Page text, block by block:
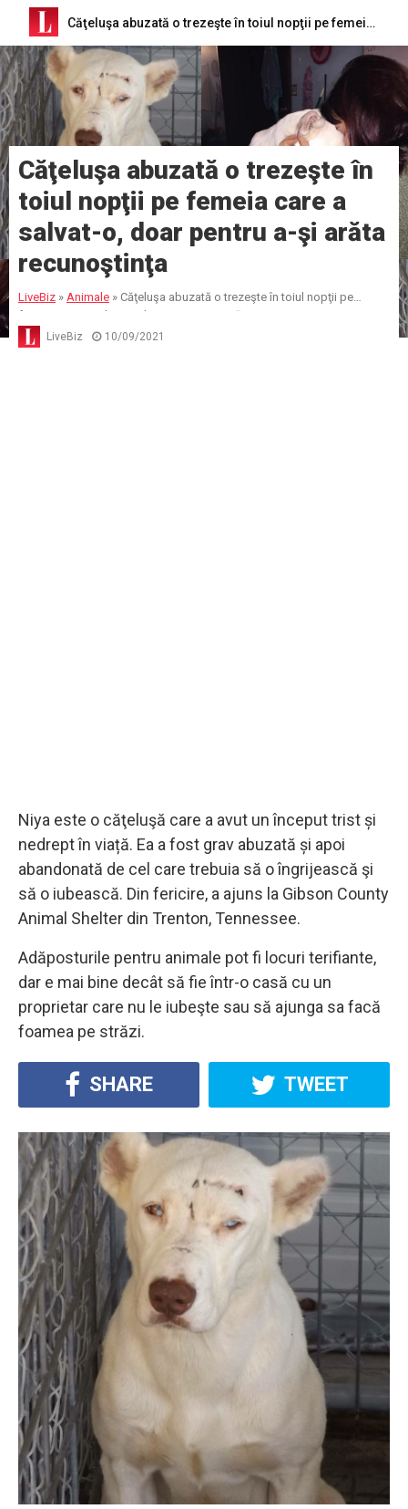
Căţeluşa abuzată o trezeşte în toiul nopţii pe femeia care a salvat-o, doar pentru a-şi arăta recunoştinţa
Căţeluşa abuzată o trezeşte în
toiul nopţii pe femeia care a
salvat-o, doar pentru a-şi arăta
recunoştinţa
LiveBiz » Animale » Căţeluşa abuzată o trezeşte în toiul nopţii pe
femeia care a salvat-o, doar pentru a-şi arăta recunoştinţa
LiveBiz 10/09/2021
Niya este o căţeluşă care a avut un început trist și
nedrept în viață. Ea a fost grav abuzată și apoi
abandonată de cel care trebuia să o îngrijească şi
să o iubească. Din fericire, a ajuns la Gibson County
Animal Shelter din Trenton, Tennessee.
Adăposturile pentru animale pot fi locuri terifiante,
dar e mai bine decât să fie într-o casă cu un
proprietar care nu le iubeşte sau să ajunga sa facă
foamea pe străzi.
SHARE TWEET